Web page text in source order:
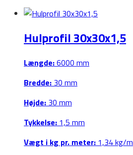
Hulprofil 30x30x1,5
Længde:6000 mm
Bredde: 30 mm
Højde: 30 mm
Tykkelse: 1,5 mm
Vægt i kg pr. meter: 1,34 kg/m